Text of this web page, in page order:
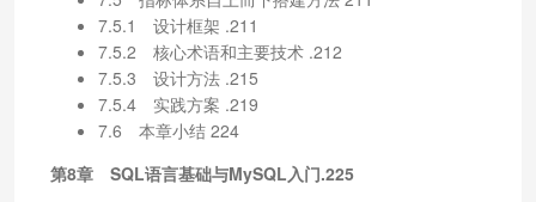
7.5.1 设计框架 .211
7.5.2 核心术语和主要技术 .212
7.5.3 设计方法 .215
7.5.4 实践方案 .219
7.6 本章小结 224
第8章 SQL语言基础与MySQL入门.225